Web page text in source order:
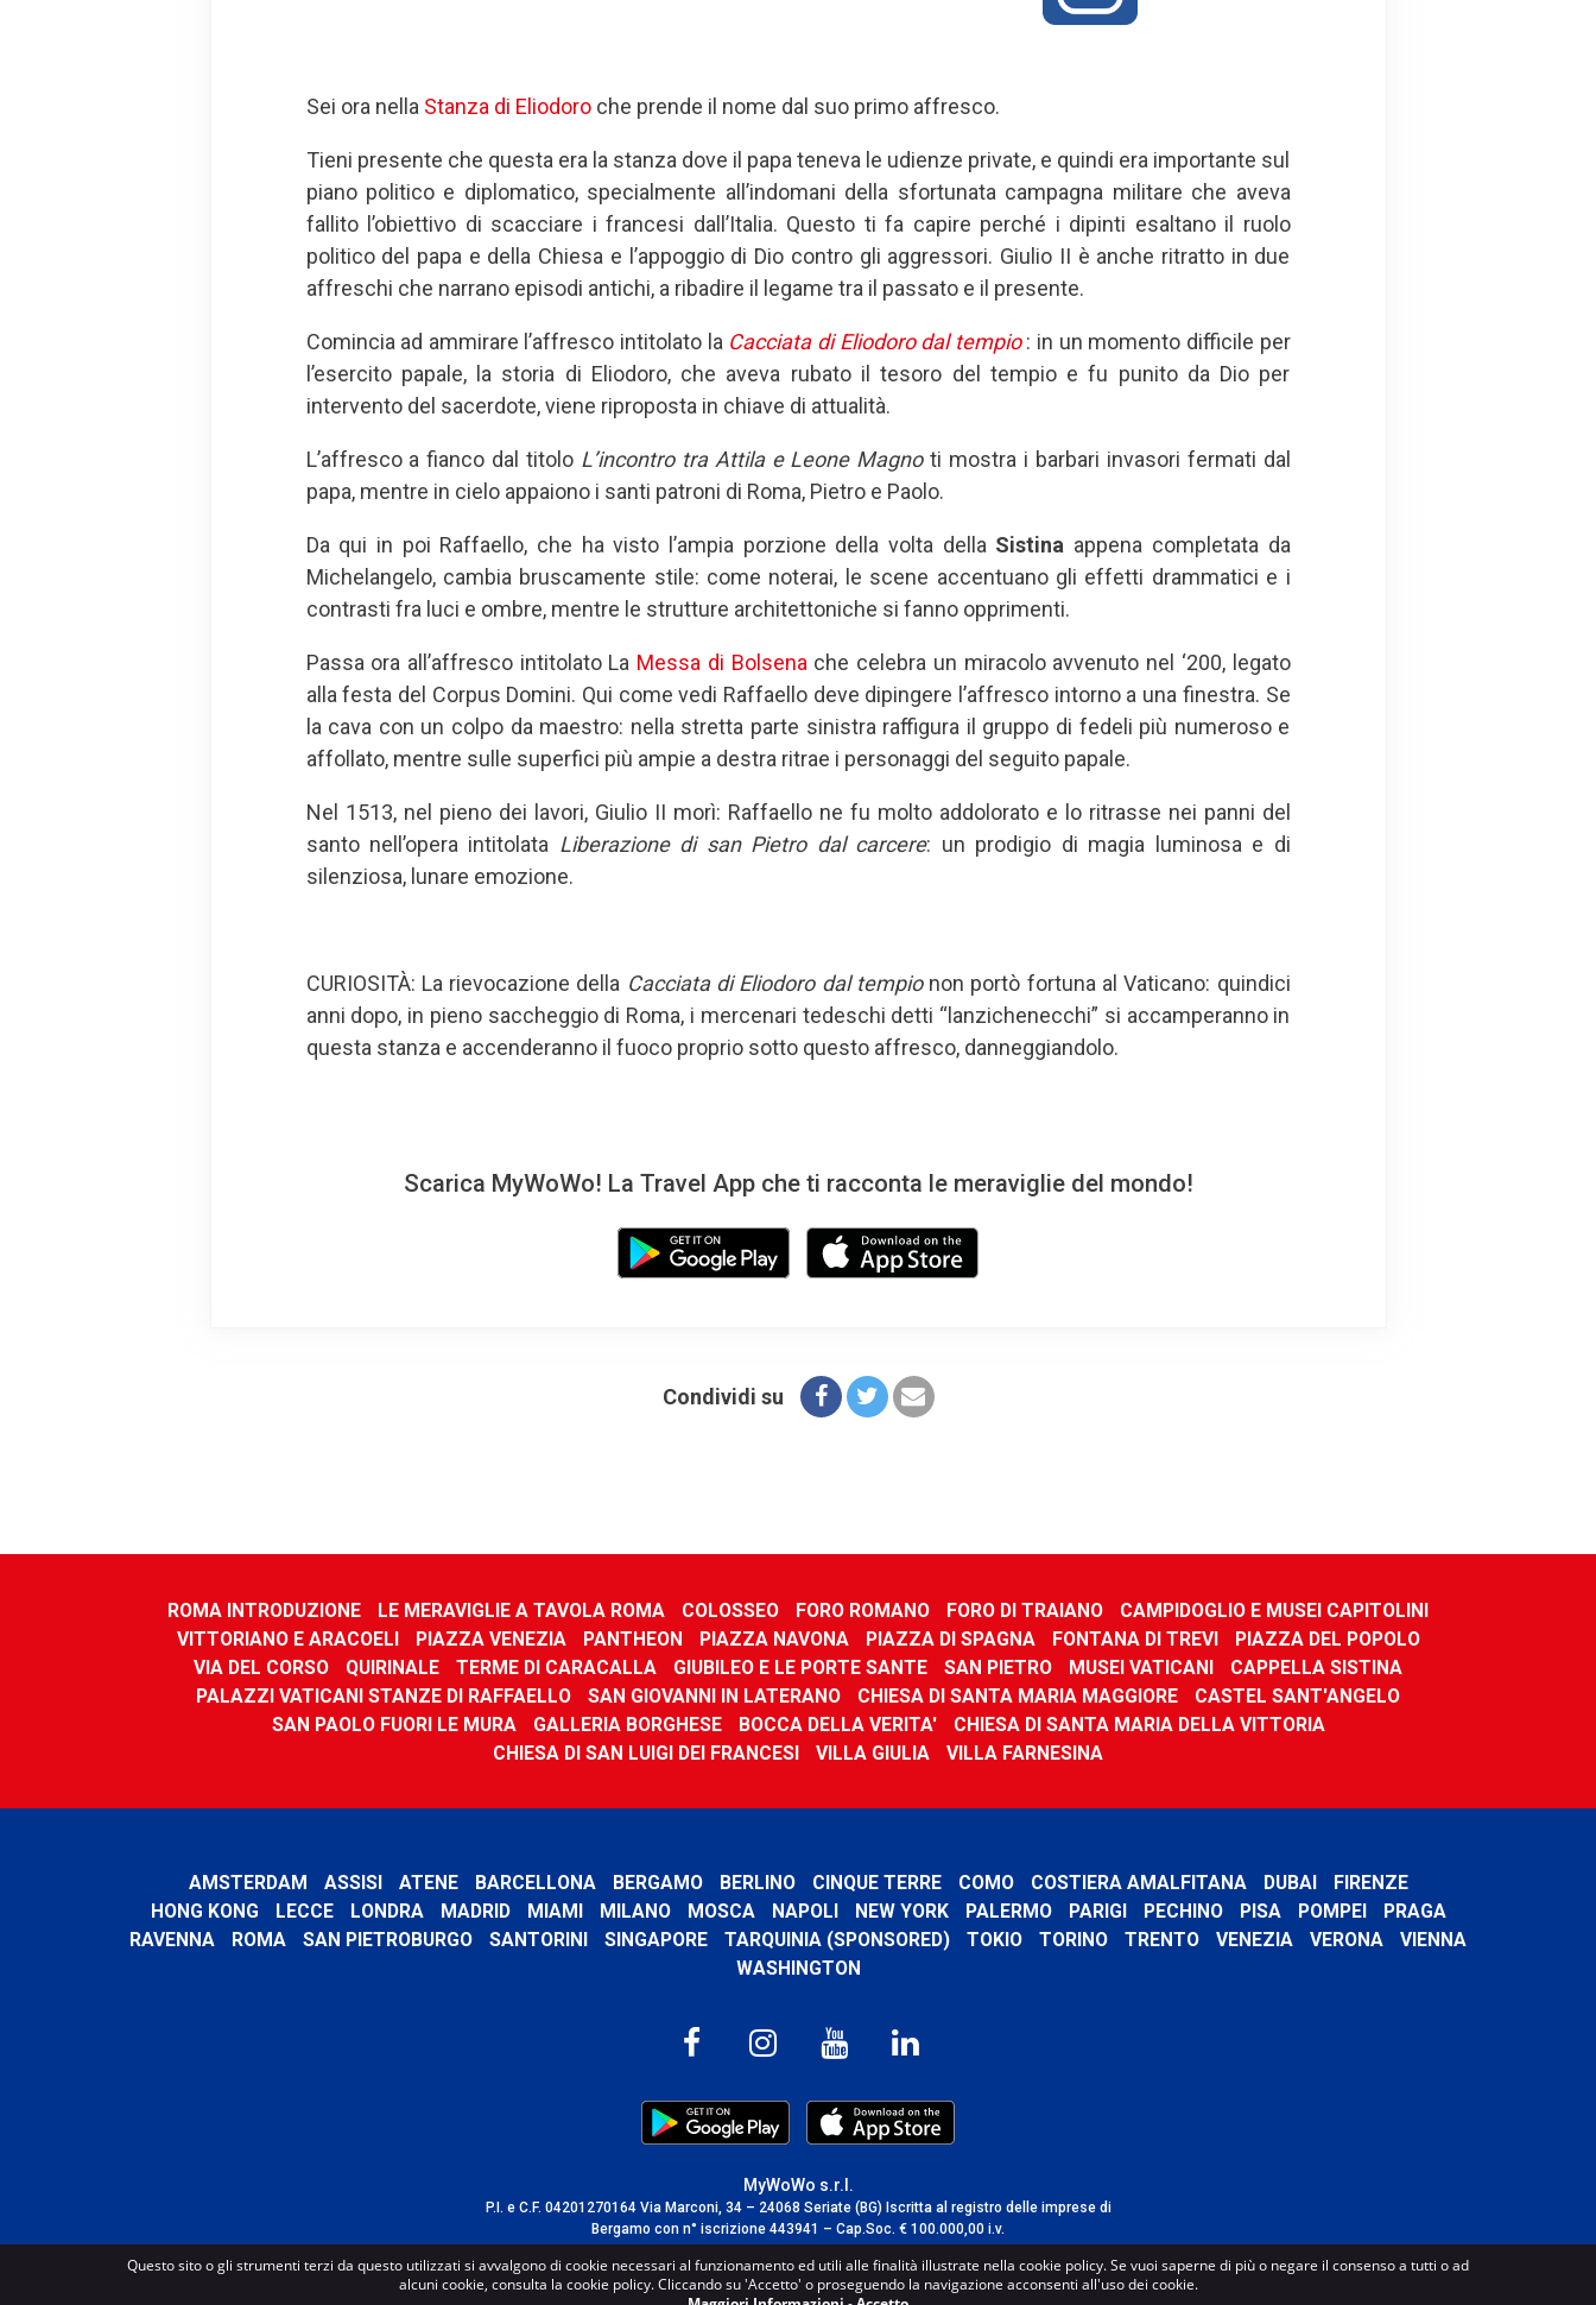
Sei ora nella Stanza di Eliodoro che prende il nome dal suo primo affresco.
Tieni presente che questa era la stanza dove il papa teneva le udienze private, e quindi era importante sul
piano politico e diplomatico, specialmente all’indomani della sfortunata campagna militare che aveva
fallito l’obiettivo di scacciare i francesi dall’Italia. Questo ti fa capire perché i dipinti esaltano il ruolo
politico del papa e della Chiesa e l’appoggio di Dio contro gli aggressori. Giulio II è anche ritratto in due
affreschi che narrano episodi antichi, a ribadire il legame tra il passato e il presente.
Comincia ad ammirare l’affresco intitolato la Cacciata di Eliodoro dal tempio : in un momento difficile per
l’esercito papale, la storia di Eliodoro, che aveva rubato il tesoro del tempio e fu punito da Dio per
intervento del sacerdote, viene riproposta in chiave di attualità.
L’affresco a fianco dal titolo L’incontro tra Attila e Leone Magnoti mostra i barbari invasori fermati dal
papa, mentre in cielo appaiono i santi patroni di Roma, Pietro e Paolo.
Da qui in poi Raffaello, che ha visto l’ampia porzione della volta della Sistina appena completata da
Michelangelo, cambia bruscamente stile: come noterai, le scene accentuano gli effetti drammatici e i
contrasti fra luci e ombre, mentre le strutture architettoniche si fanno opprimenti.
Passa ora all’affresco intitolato La Messa di Bolsena che celebra un miracolo avvenuto nel ‘200, legato
alla festa del Corpus Domini. Qui come vedi Raffaello deve dipingere l’affresco intorno a una finestra. Se
la cava con un colpo da maestro: nella stretta parte sinistra raffigura il gruppo di fedeli più numeroso e
affollato, mentre sulle superfici più ampie a destra ritrae i personaggi del seguito papale.
Nel 1513, nel pieno dei lavori, Giulio II morì: Raffaello ne fu molto addolorato e lo ritrasse nei panni del
santo nell’opera intitolata Liberazione di san Pietro dal carcere: un prodigio di magia luminosa e di
silenziosa, lunare emozione.
CURIOSITÀ: La rievocazione della Cacciata di Eliodoro dal tempionon portò fortuna al Vaticano: quindici
anni dopo, in pieno saccheggio di Roma, i mercenari tedeschi detti “lanzichenecchi” si accamperanno in
questa stanza e accenderanno il fuoco proprio sotto questo affresco, danneggiandolo.
Scarica MyWoWo! La Travel App che ti racconta le meraviglie del mondo!
Condividi su
ROMA INTRODUZIONE LE MERAVIGLIE A TAVOLA ROMA COLOSSEO FORO ROMANO FORO DI TRAIANO
CAMPIDOGLIO E MUSEI CAPITOLINI
VITTORIANO E ARACOELI
PIAZZA VENEZIA PANTHEON PIAZZA NAVONA PIAZZA DI SPAGNA FONTANA DI TREVI
PIAZZA DEL POPOLO
VIA DEL CORSO
QUIRINALE TERME DI CARACALLA GIUBILEO E LE PORTE SANTE SAN PIETRO MUSEI VATICANI
CAPPELLA SISTINA
PALAZZI VATICANI STANZE DI RAFFAELLO
SAN GIOVANNI IN LATERANO CHIESA DI SANTA MARIA MAGGIORE
CASTEL SANT'ANGELO
SAN PAOLO FUORI LE MURA
GALLERIA BORGHESE BOCCA DELLA VERITA'
CHIESA DI SANTA MARIA DELLA VITTORIA
CHIESA DI SAN LUIGI DEI FRANCESI
VILLA GIULIA VILLA FARNESINA
AMSTERDAM ASSISI ATENE BARCELLONA BERGAMO BERLINO CINQUE TERRE COMO COSTIERA AMALFITANA DUBAI
FIRENZE
HONG KONG
LECCE LONDRA MADRID MIAMI MILANO MOSCA NAPOLI NEW YORK PALERMO PARIGI PECHINO PISA POMPEI
PRAGA
RAVENNA
ROMA SAN PIETROBURGO SANTORINI SINGAPORE TARQUINIA (SPONSORED) TOKIO TORINO TRENTO VENEZIA VERONA
VIENNA
WASHINGTON
MyWoWo s.r.l.
P.I. e C.F. 04201270164 Via Marconi, 34 – 24068 Seriate (BG) Iscritta al registro delle imprese di
Bergamo con n° iscrizione 443941 – Cap.Soc. € 100.000,00 i.v.
Questo sito o gli strumenti terzi da questo utilizzati si avvalgono di cookie necessari al funzionamento ed utili alle finalità illustrate nella cookie policy. Se vuoi saperne di più o negare il consenso a tutti o ad
alcuni cookie, consulta la cookie policy. Cliccando su 'Accetto' o proseguendo la navigazione acconsenti all'uso dei cookie.